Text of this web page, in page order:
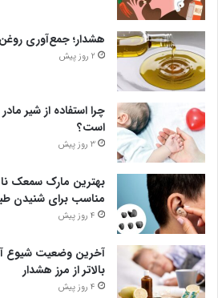
هشدار؛ جمع‌آوری
2 روز پیش
چرا استفاده از شیر
است؟
3 روز پیش
بهترین مارک سمعک
مناسب برای شنیدن
4 روز پیش
بالاتر از مرز هشدار
4 روز پیش